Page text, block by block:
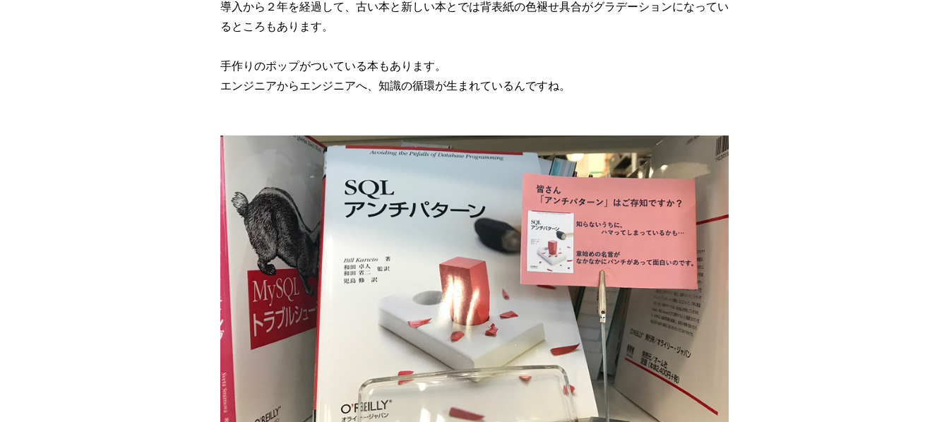
導入から２年を経過して、古い本と新しい本とでは背表紙の色褪せ具合がグラデーションになってい
るところもあります。
手作りのポップがついている本もあります。
エンジニアからエンジニアへ、知識の循環が生まれているんですね。